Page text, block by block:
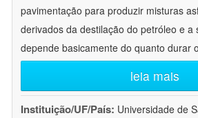
pavimentação para produzir misturas
derivados da destilação do petróleo e a
depende basicamente do quanto durar
leia mais
Instituição/UF/País: Universidade de